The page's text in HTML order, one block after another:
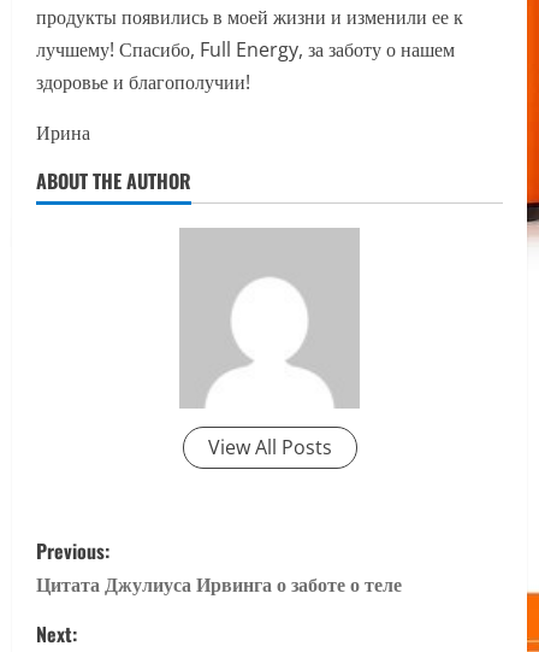
продукты появились в моей жизни и изменили ее к
лучшему! Спасибо, Full Energy, за заботу о нашем
здоровье и благополучии!
Ирина
ABOUT THE AUTHOR
View All Posts
P
o
Previous:
Цитата Джулиуса Ирвинга о заботе о теле
Next: